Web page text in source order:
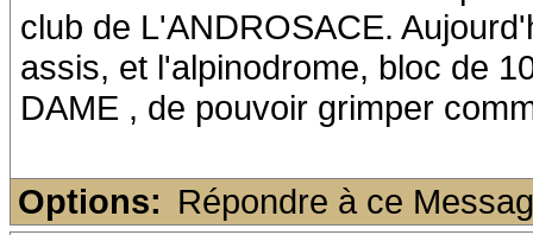
club de L'ANDROSACE.
assis, et l'alpinodrome, bloc de
DAME , de pouvoir grimper
Options: Répondre à ce